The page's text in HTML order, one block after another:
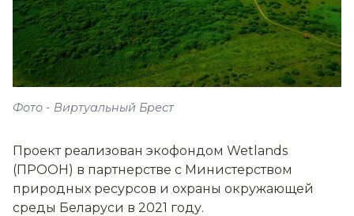
Фото - Виртуальный Брест
Проект реализован экофондом Wetlands
(ПРООН) в партнерстве с Министерством
природных ресурсов и охраны окружающей
среды Беларуси в 2021 году.